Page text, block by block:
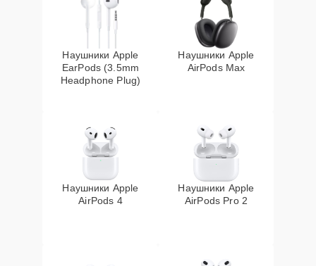
Наушники Apple
EarPods (3.5mm
Headphone Plug)
Наушники Apple
AirPods Max
Наушники Apple
AirPods 4
Наушники Apple
AirPods Pro 2